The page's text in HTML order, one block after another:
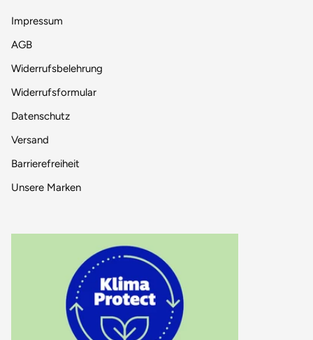
Impressum
AGB
Widerrufsbelehrung
Widerrufsformular
Datenschutz
Versand
Barrierefreiheit
Unsere Marken